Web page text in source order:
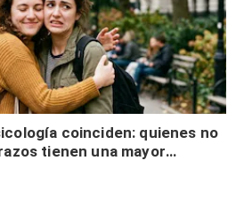
coinciden: quienes no
tienen una mayor
físicos y no es por